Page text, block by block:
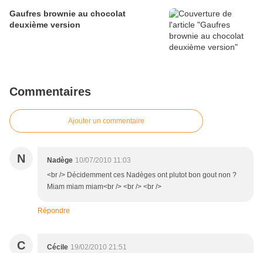
Gaufres brownie au chocolat
deuxième version
Commentaires
Ajouter un commentaire
N Nadège 10/07/2010 11:03
<br /> Décidemment ces Nadèges ont plutot bon gout non ?
Miam miam miam<br /> <br /> <br />
Répondre
C Cécile 19/02/2010 21:51